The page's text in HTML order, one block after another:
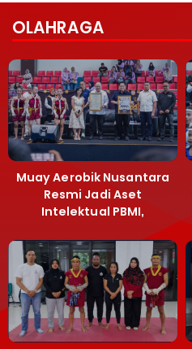
OLAHRAGA
Muay Aerobik Nusantara
Resmi Jadi Aset
Intelektual PBMI,
Terobosan Bangun
Grassroots